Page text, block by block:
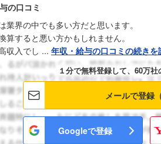
の口コミ
業界の中でも多い方だと思います。
算すると悪い方かもしれません。
収入でし ... 年収・給与の口コミの続きを
１分で無料登録して、60万社
メールで登録
Googleで登録